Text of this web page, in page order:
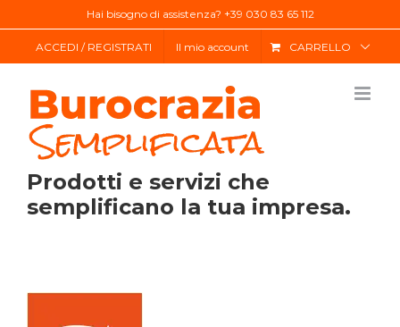
Hai bisogno di assistenza? +39 030 83 65 112
ACCEDI / REGISTRATI Il mio account CARRELLO
Prodotti e servizi che
semplificano la tua impresa.